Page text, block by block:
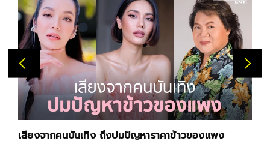
เสียงจากคนบันเทิง ถึงปมปัญหาราคาข้าวของแพง